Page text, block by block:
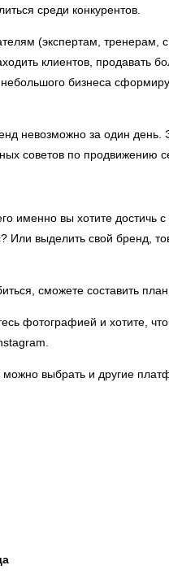
среди конкурентов.
(экспертам,
клиентов, продавать
бизнеса
невозможно за один день.
советов по продвижению
именно вы хотите достичь
Или выделить свой бренд,
сможете составить
фотографией и хотите,
выбрать и другие